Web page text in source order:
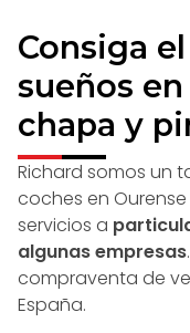
Consiga
sueños
chapa y
Richard somos un
coches en
servicios a
algunas empresas
compraventa de
España.